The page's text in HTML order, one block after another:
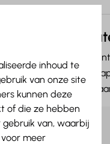
Wandel in de
alpenweiden
inhoud te
van onze site
kunnen deze
of die ze hebben
van, waarbij
meer